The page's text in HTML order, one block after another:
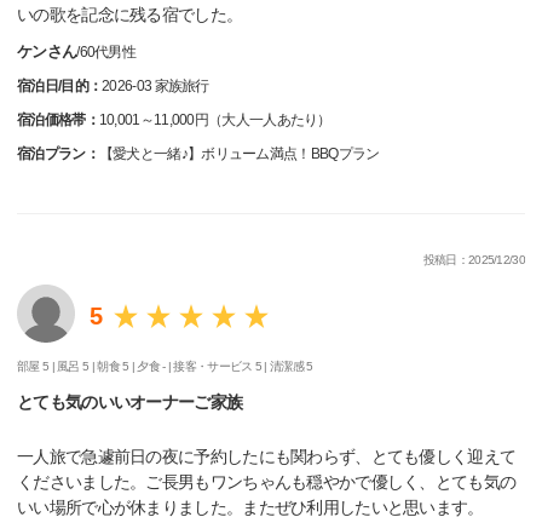
いの歌を記念に残る宿でした。
ケンさん/60代男性
宿泊日/目的：2026-03 家族旅行
宿泊価格帯： 10,001～11,000円（大人一人あたり）
宿泊プラン：
【愛犬と一緒♪】ボリューム満点！BBQプラン
投稿日：2025/12/30
5
部屋 5 | 風呂 5 |朝食 5 | 夕食 - |接客・サービス 5 |清潔感 5
とても気のいいオーナーご家族
一人旅で急遽前日の夜に予約したにも関わらず、とても優しく迎えて
くださいました。ご長男もワンちゃんも穏やかで優しく、とても気の
いい場所で心が休まりました。またぜひ利用したいと思います。